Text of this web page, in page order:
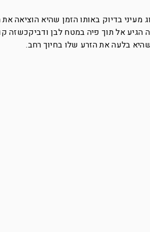
מעיני בדיוק באותו הזמן שהיא הוציאה
אל תוך פיה במטח לבן ודביקכשזה
בלעה את הזרע שלו בחיוך רחב.